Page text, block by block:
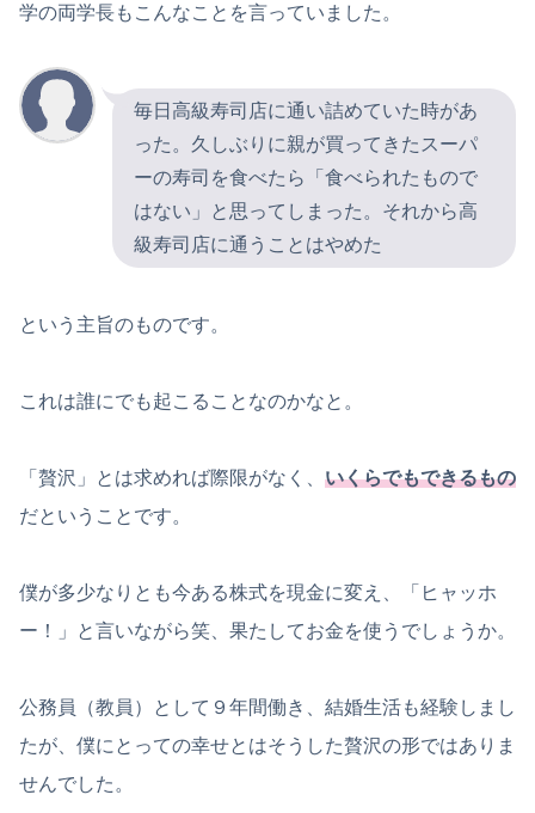
学の両学長もこんなことを言っていました。
毎日高級寿司店に通い詰めていた時があ
った。久しぶりに親が買ってきたスーパ
ーの寿司を食べたら「食べられたもので
はない」と思ってしまった。それから高
級寿司店に通うことはやめた
という主旨のものです。
これは誰にでも起こることなのかなと。
「贅沢」とは求めれば際限がなく、 いくらでもできるもの
だということです。
僕が多少なりとも今ある株式を現金に変え、「ヒャッホ
ー！」と言いながら笑、果たしてお金を使うでしょうか。
公務員（教員）として９年間働き、結婚生活も経験しまし
たが、僕にとっての幸せとはそうした贅沢の形ではありま
せんでした。